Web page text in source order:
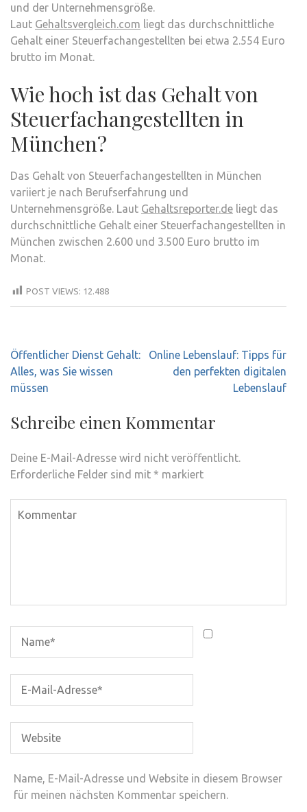
und der Unternehmensgröße.
Laut Gehaltsvergleich.com liegt das durchschnittliche
Gehalt einer Steuerfachangestellten bei etwa 2.554 Euro
brutto im Monat.
Wie hoch ist das Gehalt von
Steuerfachangestellten in
München?
Das Gehalt von Steuerfachangestellten in München
variiert je nach Berufserfahrung und
Unternehmensgröße. Laut Gehaltsreporter.de liegt das
durchschnittliche Gehalt einer Steuerfachangestellten in
München zwischen 2.600 und 3.500 Euro brutto im
Monat.
POST VIEWS: 12.488
Beitragsnavigation
Öffentlicher Dienst Gehalt:
Alles, was Sie wissen
müssen
Online Lebenslauf: Tipps für
den perfekten digitalen
Lebenslauf
Schreibe einen Kommentar
Deine E-Mail-Adresse wird nicht veröffentlicht.
Erforderliche Felder sind mit * markiert
Name, E-Mail-Adresse und Website in diesem Browser
für meinen nächsten Kommentar speichern.